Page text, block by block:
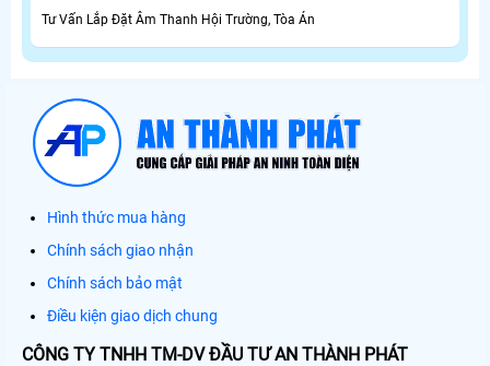
Tư Vấn Lắp Đặt Âm Thanh Hội Trường, Tòa Án
Hình thức mua hàng
Chính sách giao nhận
Chính sách bảo mật
Điều kiện giao dịch chung
CÔNG TY TNHH TM-DV ĐẦU TƯ AN THÀNH PHÁT